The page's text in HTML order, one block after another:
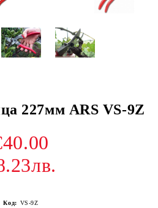
227мм ARS VS-9Z
Код: VS-9Z